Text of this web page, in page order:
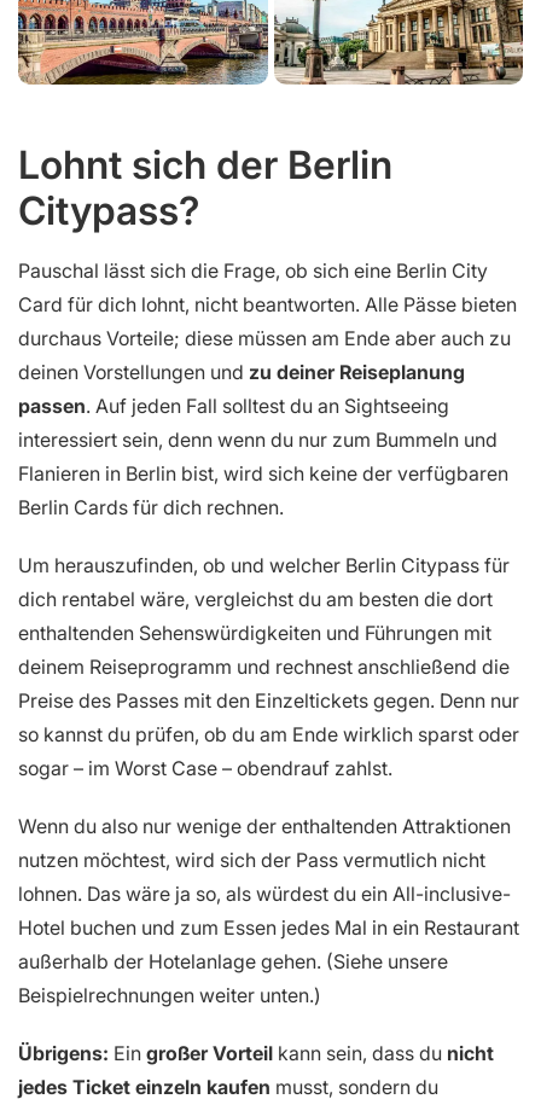
Lohnt sich der Berlin
Citypass?
Pauschal lässt sich die Frage, ob sich eine Berlin City
Card für dich lohnt, nicht beantworten. Alle Pässe bieten
durchaus Vorteile; diese müssen am Ende aber auch zu
deinen Vorstellungen und zu deiner Reiseplanung
passen. Auf jeden Fall solltest du an Sightseeing
interessiert sein, denn wenn du nur zum Bummeln und
Flanieren in Berlin bist, wird sich keine der verfügbaren
Berlin Cards für dich rechnen.
Um herauszufinden, ob und welcher Berlin Citypass für
dich rentabel wäre, vergleichst du am besten die dort
enthaltenden Sehenswürdigkeiten und Führungen mit
deinem Reiseprogramm und rechnest anschließend die
Preise des Passes mit den Einzeltickets gegen. Denn nur
so kannst du prüfen, ob du am Ende wirklich sparst oder
sogar – im Worst Case – obendrauf zahlst.
Wenn du also nur wenige der enthaltenden Attraktionen
nutzen möchtest, wird sich der Pass vermutlich nicht
lohnen. Das wäre ja so, als würdest du ein All-inclusive-
Hotel buchen und zum Essen jedes Mal in ein Restaurant
außerhalb der Hotelanlage gehen. (Siehe unsere
Beispielrechnungen weiter unten.)
Übrigens: Ein großer Vorteil kann sein, dass du nicht
jedes Ticket einzeln kaufen musst, sondern du